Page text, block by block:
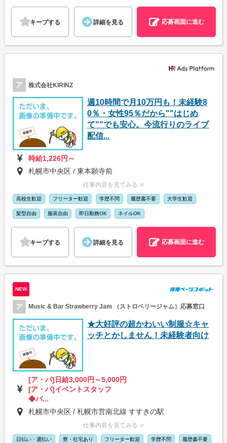
キープする 詳細を見る 応募画面に進む
ア 株式会社KIRINZ
週10時間で月10万円も！未経験8
0％・女性95％だから""はじめ
て""でも安心。今流行りのライブ
配信...
時給1,226円～
札幌市中央区 / 東本願寺前
仕事内容を見てみる ∨
高校生歓迎 フリーター歓迎 学歴不問 履歴書不要 大学生歓迎
髪型自由 服装自由 即日勤務OK ネイルOK
キープする 詳細を見る 応募画面に進む
NEW
ア Music & Bar Strawberry Jam （ストロベリージャム）応募窓口
★大好評の超かわいい制服☆キャ
ッチとかしません！未経験者向け
[ア・パ]日給3,000円～5,000円
[ア・パ]イベントスタッフ
◆バ...
札幌市中央区 / 札幌市営南北線 すすきの駅
仕事内容を見てみる ∨
日払い・週払い 寮・社宅あり フリーター歓迎 学歴不問 履歴書不要